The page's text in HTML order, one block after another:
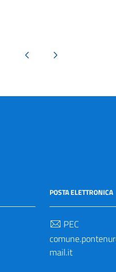
Pagina precedentePagina successiva
POSTA ELETTRONICA
PEC
mail.it